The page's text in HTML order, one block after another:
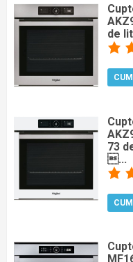
de
73
...